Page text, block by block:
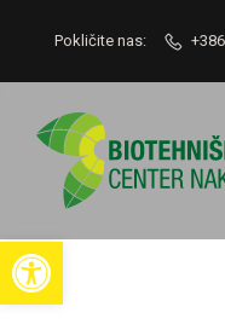
Open toolbar
Pokličite nas: